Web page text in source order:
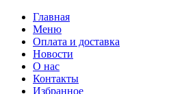
Главная
Меню
Оплата и доставка
Новости
О нас
Контакты
Избранное